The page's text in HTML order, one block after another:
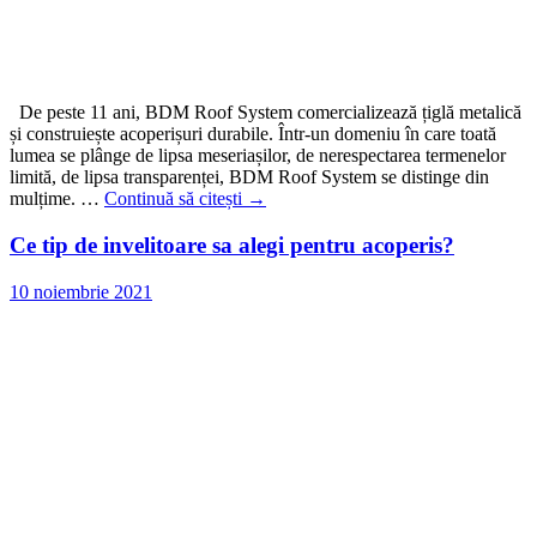
De peste 11 ani, BDM Roof System comercializează țiglă metalică
și construiește acoperișuri durabile. Într-un domeniu în care toată
lumea se plânge de lipsa meseriașilor, de nerespectarea termenelor
limită, de lipsa transparenței, BDM Roof System se distinge din
mulțime. … Continuă să citești →
Ce tip de invelitoare sa alegi pentru acoperis?
10 noiembrie 2021